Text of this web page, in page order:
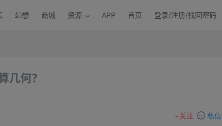
幻想 商城 资源 APP 首页 登录/注册/找回密码
几何？
+关注 私信